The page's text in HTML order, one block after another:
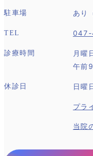
駐車場 あり
TEL
診療時間
月曜
午前
休診日 日曜
プラ
当院